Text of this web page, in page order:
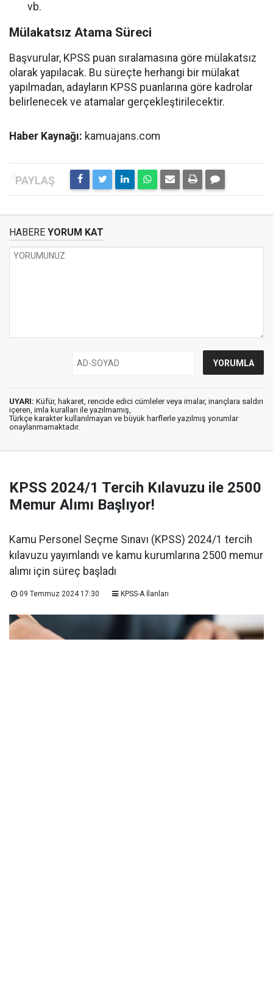
vb.
Mülakatsız Atama Süreci
Başvurular, KPSS puan sıralamasına göre mülakatsız
olarak yapılacak. Bu süreçte herhangi bir mülakat
yapılmadan, adayların KPSS puanlarına göre kadrolar
belirlenecek ve atamalar gerçekleştirilecektir.
Haber Kaynağı: kamuajans.com
HABERE YORUM KAT
UYARI: Küfür, hakaret, rencide edici cümleler veya imalar, inançlara saldırı
içeren, imla kuralları ile yazılmamış,
Türkçe karakter kullanılmayan ve büyük harflerle yazılmış yorumlar
onaylanmamaktadır.
KPSS 2024/1 Tercih Kılavuzu ile 2500
Memur Alımı Başlıyor!
Kamu Personel Seçme Sınavı (KPSS) 2024/1 tercih
kılavuzu yayımlandı ve kamu kurumlarına 2500 memur
alımı için süreç başladı
09 Temmuz 2024 17:30 KPSS-A İlanları